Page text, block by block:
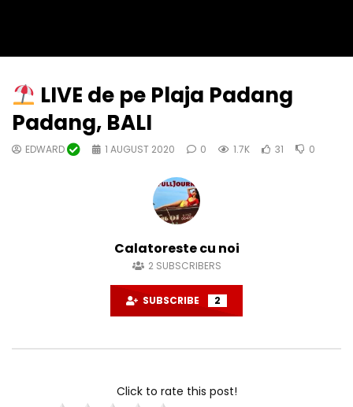
LIVE de pe Plaja Padang
Padang, BALI
EDWARD 1 AUGUST 2020 0 1.7K 31 0
Calatoreste cu noi
2 SUBSCRIBERS
SUBSCRIBE 2
Click to rate this post!